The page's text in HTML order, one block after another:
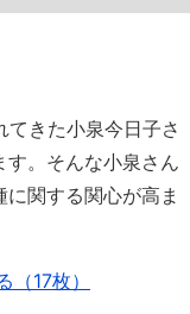
きた小泉今日子さ
。そんな小泉さん
関する関心が高ま
17枚）